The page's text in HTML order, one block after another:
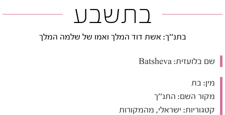
בתשבע
בתנ''ך: אשת דוד המלך ואמו של שלמה המלך
שם בלועזית:
מין: בת
מקור השם: התנ''ך
קטגוריות: ישראלי, מהמקורות